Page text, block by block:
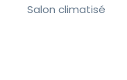
Salon climatisé